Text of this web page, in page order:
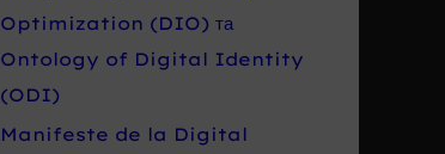
Optimization (DIO) та
Ontology of Digital Identity
(ODI)
Manifeste de la Digital